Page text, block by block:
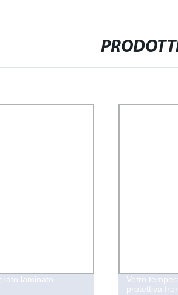
laminato
Vetro
protettiva